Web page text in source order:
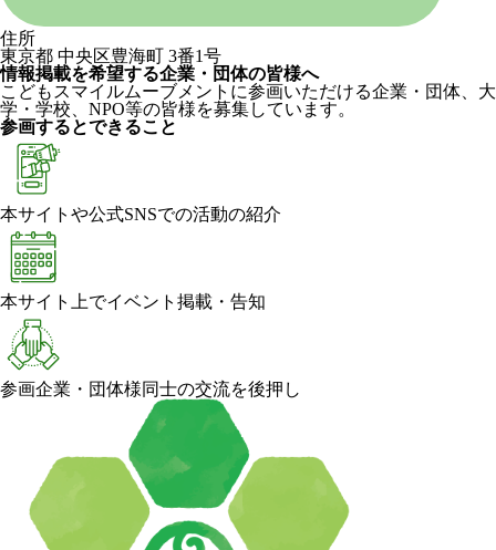
住所
東京都 中央区豊海町 3番1号
情報掲載を希望する企業・団体の皆様へ
こどもスマイルムーブメントに参画いただける企業・団体、大
学・学校、NPO等の皆様を募集しています。
参画するとできること
本サイトや公式SNSでの活動の紹介
本サイト上でイベント掲載・告知
参画企業・団体様同士の交流を後押し